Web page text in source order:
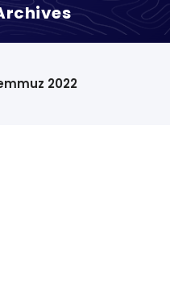
2022